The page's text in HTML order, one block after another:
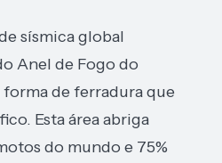
sísmica global
Anel de Fogo do
de ferradura que
Esta área abriga
do mundo e 75%